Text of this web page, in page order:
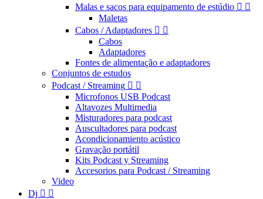
Malas e sacos para equipamento de estúdio  
Maletas
Cabos / Adaptadores  
Cabos
Adaptadores
Fontes de alimentação e adaptadores
Conjuntos de estudos
Podcast / Streaming  
Microfonos USB Podcast
Altavozes Multimedia
Misturadores para podcast
Auscultadores para podcast
Acondicionamiento acústico
Gravação portátil
Kits Podcast y Streaming
Accesorios para Podcast / Streaming
Video
Dj  